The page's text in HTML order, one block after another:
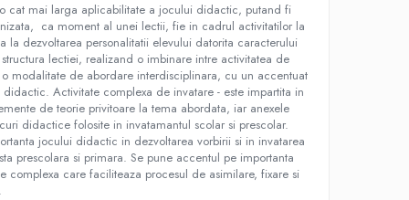
cat mai larga aplicabilitate a jocului didactic, putand fi
ca moment al unei lectii, fie in cadrul activitatilor la
la dezvoltarea personalitatii elevului datorita caracterului
lectiei, realizand o imbinare intre activitatea de
modalitate de abordare interdisciplinara, cu un accentuat
Activitate complexa de invatare - este impartita in
de teorie privitoare la tema abordata, iar anexele
didactice folosite in invatamantul scolar si prescolar.
jocului didactic in dezvoltarea vorbirii si in invatarea
prescolara si primara. Se pune accentul pe importanta
complexa care faciliteaza procesul de asimilare, fixare si